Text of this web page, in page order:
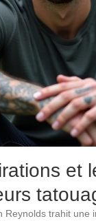
et
trahit une